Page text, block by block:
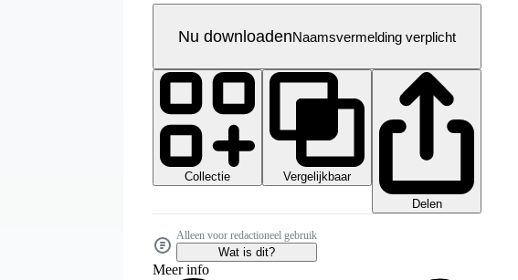
Nu downloadenNaamsvermelding verplicht
Collectie
Vergelijkbaar
Delen
Alleen voor redactioneel gebruik
Wat is dit?
Meer info